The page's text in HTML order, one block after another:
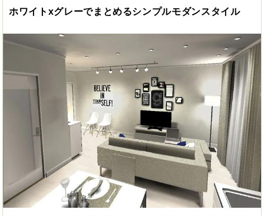
ホワイトxグレーでまとめるシンプルモダンスタイル